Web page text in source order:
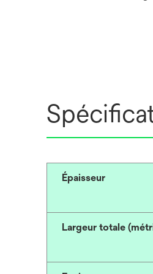
Épaisseur
Largeur totale